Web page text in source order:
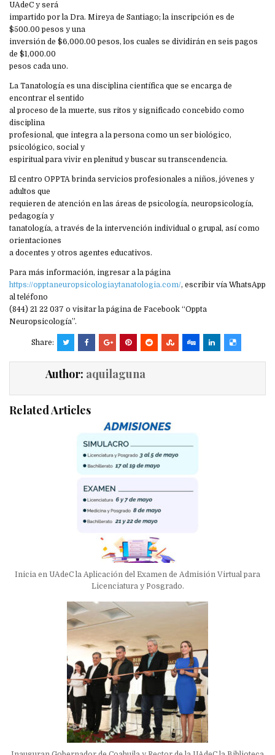
UAdeC y será
impartido por la Dra. Mireya de Santiago; la inscripción es de
$500.00 pesos y una
inversión de $6,000.00 pesos, los cuales se dividirán en seis pagos
de $1,000.00
pesos cada uno.
La Tanatología es una disciplina científica que se encarga de
encontrar el sentido
al proceso de la muerte, sus ritos y significado concebido como
disciplina
profesional, que integra a la persona como un ser biológico,
psicológico, social y
espiritual para vivir en plenitud y buscar su transcendencia.
El centro OPPTA brinda servicios profesionales a niños, jóvenes y
adultos que
requieren de atención en las áreas de psicología, neuropsicología,
pedagogía y
tanatología, a través de la intervención individual o grupal, así como
orientaciones
a docentes y otros agentes educativos.
Para más información, ingresar a la página
https://opptaneuropsicologiaytanatologia.com/, escribir vía WhatsApp
al teléfono
(844) 21 22 037 o visitar la página de Facebook “Oppta
Neuropsicología”.
Share:
Author: aquilaguna
Related Articles
Inicia en UAdeC la Aplicación del Examen de Admisión Virtual para
Licenciatura y Posgrado.